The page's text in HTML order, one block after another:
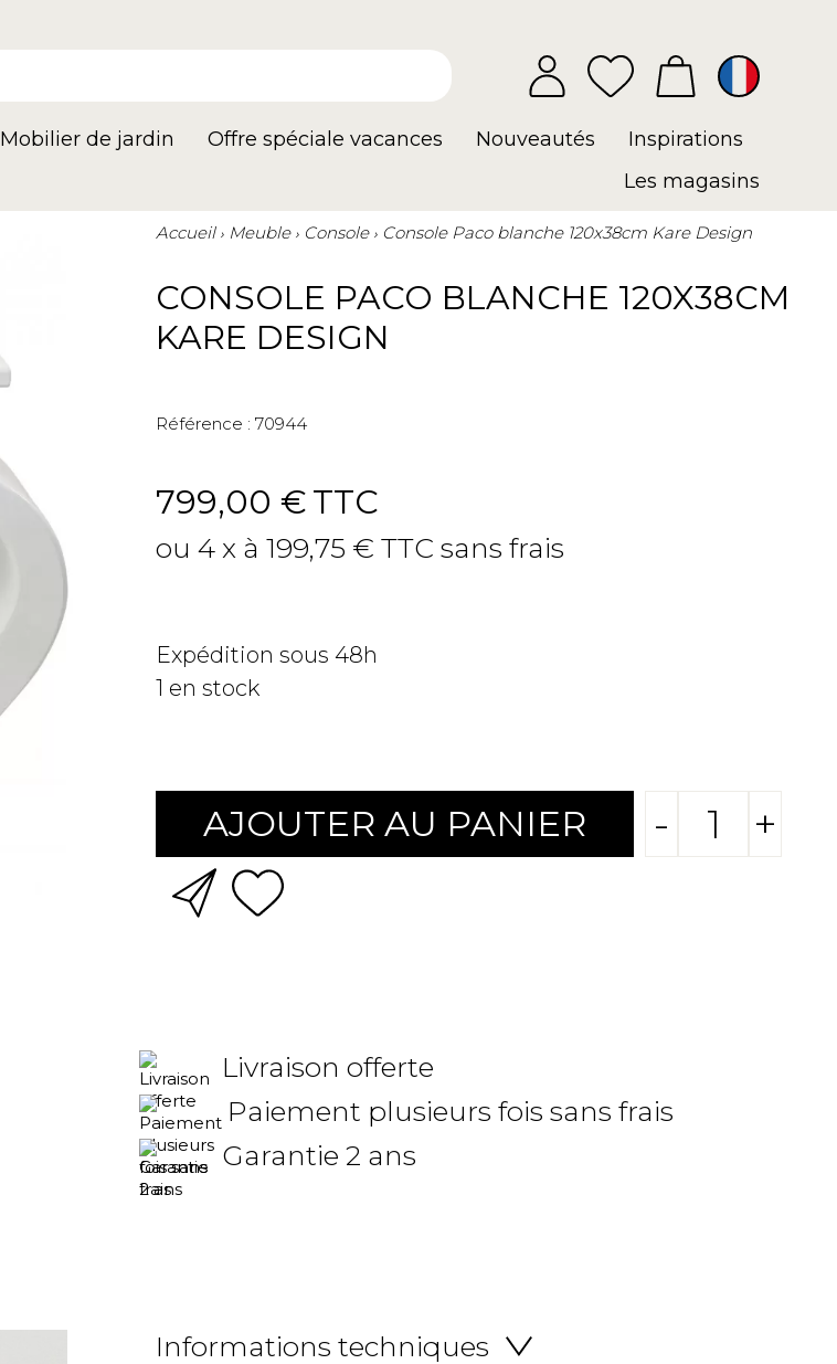
Mobilier de jardin Offre spéciale vacances Nouveautés
Inspirations
Les magasins
Accueil Meuble Console Console Paco blanche 120x38cm Kare Design
CONSOLE PACO BLANCHE 120X38CM
KARE DESIGN
Référence : 70944
799,00 €TTC
ou 4 x à 199,75 € TTC sans frais
Expédition sous 48h
1 en stock
AJOUTER AU PANIER - +
Livraison offerte
Paiement plusieurs fois sans frais
Garantie 2 ans
Informations techniques